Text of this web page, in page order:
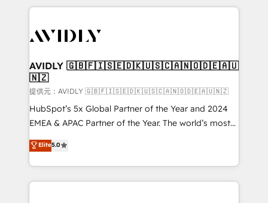
digital agency and an integrator. With over 115
CRM and webdesign (We focus on EMEA - USA
AVIDLY 🇬🇧🇫🇮🇸🇪🇩🇰🇺🇸🇨🇦🇳🇴🇩🇪🇦🇺
🇳🇿
提供元：AVIDLY 🇬🇧🇫🇮🇸🇪🇩🇰🇺🇸🇨🇦🇳🇴🇩🇪🇦🇺🇳🇿
HubSpot’s 5x Global Partner of the Year and 2024
EMEA & APAC Partner of the Year. The world’s most
experienced and fully accredited HubSpot Solutions
Partner. 🚀 With 2,750+ HubSpot projects delivered
and 370+ specialists across EMEA, APAC and NAM,
we de-risk complex CRM programmes and
Elite5.0